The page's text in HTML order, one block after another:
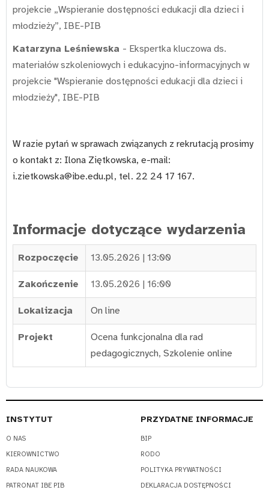
projekcie „Wspieranie dostępności edukacji dla dzieci i
młodzieży”, IBE-PIB
Katarzyna Leśniewska - Ekspertka kluczowa ds.
materiałów szkoleniowych i edukacyjno-informacyjnych w
projekcie "Wspieranie dostępności edukacji dla dzieci i
młodzieży", IBE-PIB
W razie pytań w sprawach związanych z rekrutacją prosimy
o kontakt z: Ilona Ziętkowska, e-mail:
i.zietkowska@ibe.edu.pl, tel. 22 24 17 167.
Informacje dotyczące wydarzenia
Rozpoczęcie 13.05.2026 | 13:00
Zakończenie 13.05.2026 | 16:00
Lokalizacja On line
Projekt
Ocena funkcjonalna dla rad
pedagogicznych, Szkolenie online
INSTYTUT
O NAS
KIEROWNICTWO
RADA NAUKOWA
PATRONAT IBE PIB
PRZYDATNE INFORMACJE
BIP
RODO
POLITYKA PRYWATNOŚCI
DEKLARACJA DOSTĘPNOŚCI